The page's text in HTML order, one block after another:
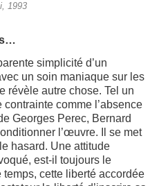
1993
simplicité d’un
un soin maniaque sur les
révèle autre chose. Tel un
comme l’absence
Georges Perec, Bernard
l’œuvre. Il se met
hasard. Une attitude
est-il toujours le
cette liberté accordée